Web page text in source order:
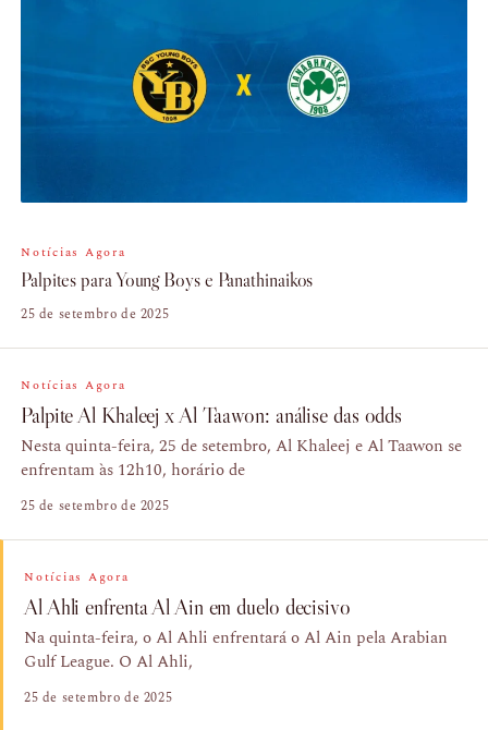
Notícias Agora
Palpites para Young Boys e Panathinaikos
25 de setembro de 2025
Notícias Agora
Palpite Al Khaleej x Al Taawon: análise das odds
Nesta quinta-feira, 25 de setembro, Al Khaleej e Al Taawon se
enfrentam às 12h10, horário de
25 de setembro de 2025
Notícias Agora
Al Ahli enfrenta Al Ain em duelo decisivo
Na quinta-feira, o Al Ahli enfrentará o Al Ain pela Arabian
Gulf League. O Al Ahli,
25 de setembro de 2025